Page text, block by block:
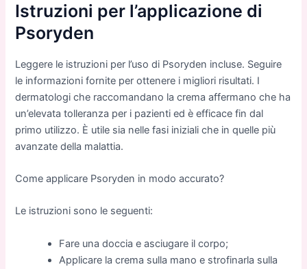
Istruzioni per l’applicazione di
Psoryden
Leggere le istruzioni per l’uso di Psoryden incluse. Seguire
le informazioni fornite per ottenere i migliori risultati. I
dermatologi che raccomandano la crema affermano che ha
un’elevata tolleranza per i pazienti ed è efficace fin dal
primo utilizzo. È utile sia nelle fasi iniziali che in quelle più
avanzate della malattia.
Come applicare Psoryden in modo accurato?
Le istruzioni sono le seguenti:
Fare una doccia e asciugare il corpo;
Applicare la crema sulla mano e strofinarla sulla